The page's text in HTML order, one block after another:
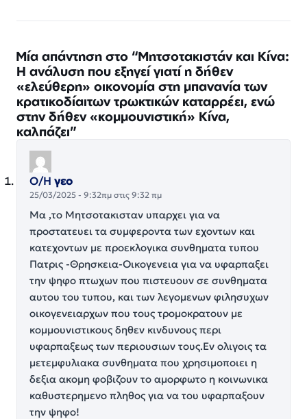
Μία απάντηση στο “Μητσοτακιστάν και Κίνα:
Η ανάλυση που εξηγεί γιατί η δήθεν
«ελεύθερη» οικονομία στη μπανανία των
κρατικοδίαιτων τρωκτικών καταρρέει, ενώ
στην δήθεν «κομμουνιστική» Κίνα,
καλπάζει”
Ο/Η γεο
25/03/2025 - 9:32πμ στις 9:32 πμ
Μα ,το Μητσοτακισταν υπαρχει για να
προστατευει τα συμφεροντα των εχοντων και
κατεχοντων με προεκλογικα συνθηματα τυπου
Πατρις -Θρησκεια-Οικογενεια για να υφαρπαξει
την ψηφο πτωχων που πιστευουν σε συνθηματα
αυτου του τυπου, και των λεγομενων φιλησυχων
οικογενειαρχων που τους τρομοκρατουν με
κομμουνιστικους δηθεν κινδυνους περι
υφαρπαξεως των περιουσιων τους.Εν ολιγοις τα
μετεμφυλιακα συνθηματα που χρησιμοποιει η
δεξια ακομη φοβιζουν το αμορφωτο η κοινωνικα
καθυστερημενο πληθος για να του υφαρπαξουν
την ψηφο!